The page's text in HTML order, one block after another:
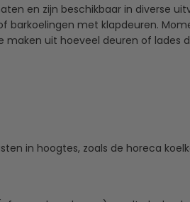
en zijn beschikbaar in diverse
barkoelingen met klapdeuren.
maken uit hoeveel deuren of lades
in hoogtes, zoals de horeca